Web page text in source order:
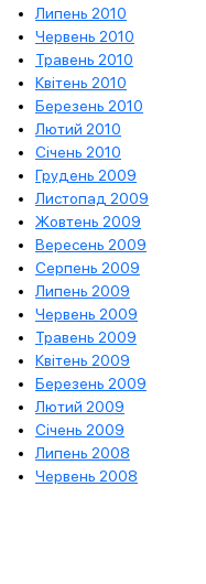
Липень 2010
Червень 2010
Травень 2010
Квітень 2010
Березень 2010
Лютий 2010
Січень 2010
Грудень 2009
Листопад 2009
Жовтень 2009
Вересень 2009
Серпень 2009
Липень 2009
Червень 2009
Травень 2009
Квітень 2009
Березень 2009
Лютий 2009
Січень 2009
Липень 2008
Червень 2008